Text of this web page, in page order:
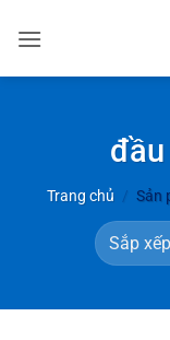
qua
Trang chủ / Sản